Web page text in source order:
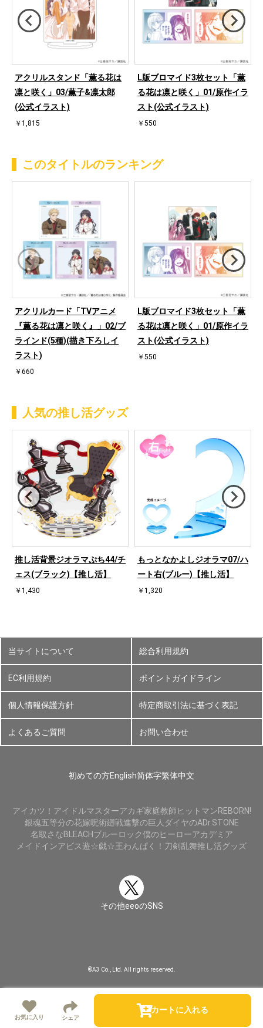
お気に入り シェア
カートに入れる
アクリルスタンド「薫る花は
凛と咲く」03/薫子&凛太郎
(公式イラスト)
￥1,815
L版ブロマイド3枚セット「薫
る花は凛と咲く」01/原作イラ
スト(公式イラスト)
￥550
このタイトルのランキング
アクリルカード「TVアニメ
『薫る花は凛と咲く』」02/ブ
ラインド(5種)(描き下ろしイ
ラスト)
￥660
L版ブロマイド3枚セット「薫
る花は凛と咲く」01/原作イラ
スト(公式イラスト)
￥550
人気の推し活グッズ
推し活背景ジオラマぷち44/チ
ェス(ブラック)【推し活】
￥1,430
もっとなかよしジオラマ07/ハ
ート右(ブルー)【推し活】
￥1,320
当サイトについて 総合利用規約
EC利用規約 ポイントガイドライン
個人情報保護方針 特定商取引法に基づく表記
よくあるご質問 お問い合わせ
初めての方English简体字繁体中文
アイカツ！ アイドルマスターアカギ家庭教師ヒットマンREBORN!
銀魂五等分の花嫁呪術廻戦進撃の巨人 ダイヤのADr.STONE
名取さなBLEACHブルーロック僕のヒーローアカデミア
メイドインアビス遊☆戯☆王わんぱく！刀剣乱舞推し活グッズ
その他eeoのSNS
©A3 Co., Ltd. All rights reserved.